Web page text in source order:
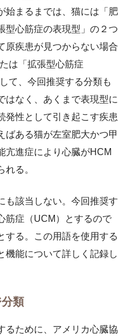
始まるまでは、猫には「肥
型心筋症の表現型」の２つ
原疾患が見つからない場合
は「拡張型心筋症
て、今回推奨する分類も
はなく、あくまで表現型に
発性として引き起こす疾患
ばある猫が左室肥大かつ甲
亢進症により心臓がHCM
る。
も該当しない。今回推奨す
筋症（UCM）とするので
する。この用語を使用する
機能について詳しく記録し
類
るために、アメリカ心臓協